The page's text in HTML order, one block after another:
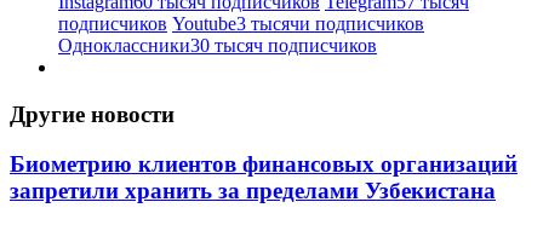
подписчиков Youtube3 тысячи подписчиков
Одноклассники30 тысяч подписчиков
Другие новости
Биометрию клиентов финансовых организаций
запретили хранить за пределами Узбекистана